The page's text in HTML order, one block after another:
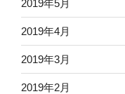
2019年5月
2019年4月
2019年3月
2019年2月